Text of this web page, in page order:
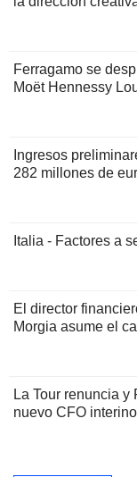
Ferragamo se
Moët Hennessy
Ingresos
282 millones de
Italia - Factores a
El director
Morgia asume el
La Tour renuncia
nuevo CFO interino